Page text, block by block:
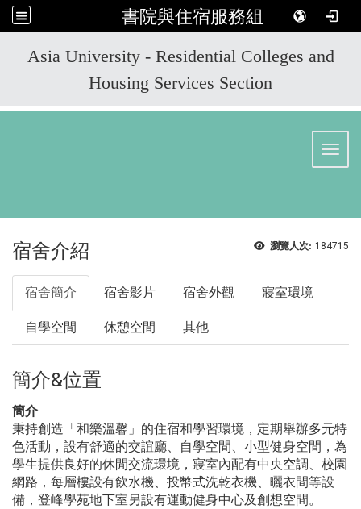
書院與住宿服務組
Asia University - Residential Colleges and
Housing Services Section
瀏覽人次: 184715
宿舍介紹
宿舍簡介 宿舍影片 宿舍外觀 寢室環境
自學空間 休憩空間 其他
簡介&位置
簡介
秉持創造「和樂溫馨」的住宿和學習環境，定期舉辦多元特
色活動，設有舒適的交誼廳、自學空間、小型健身空間，為
學生提供良好的休閒交流環境，寢室內配有中央空調、校園
網路，每層樓設有飲水機、投幣式洗乾衣機、曬衣間等設
備，登峰學苑地下室另設有運動健身中心及創想空間。